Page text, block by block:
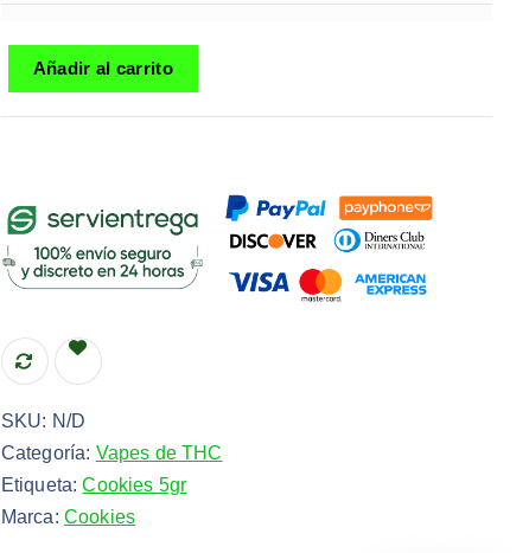
Añadir al carrito
SKU: N/D
Categoría: Vapes de THC
Etiqueta:Cookies 5gr
Marca: Cookies